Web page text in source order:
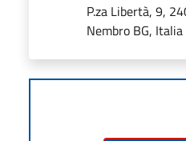
P.za Libertà, 9,
Nembro BG, Italia